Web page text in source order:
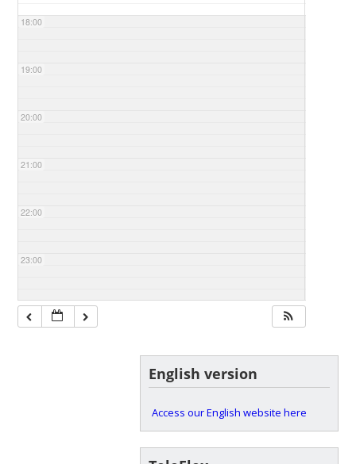
18:00
19:00
20:00
21:00
22:00
23:00
English version
Access our English website here